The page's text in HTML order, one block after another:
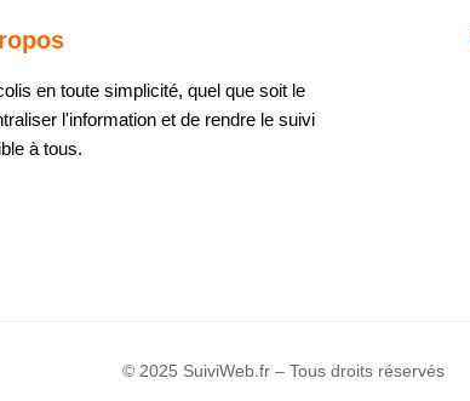
en toute simplicité, quel que soit le
l'information et de rendre le suivi
à tous.
© 2025 SuiviWeb.fr – Tous droits réservés